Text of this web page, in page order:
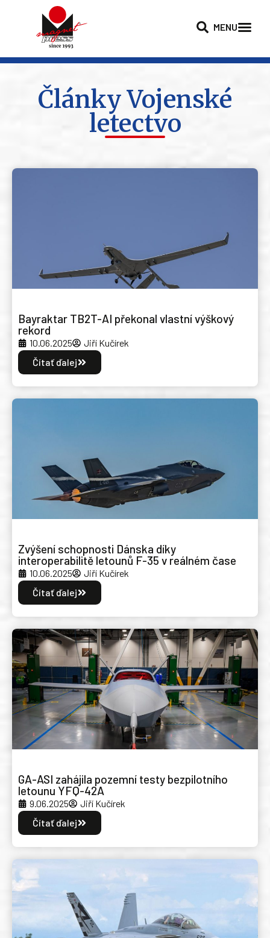
MENU
Články Vojenské
letectvo
Bayraktar TB2T-AI překonal vlastní výškový
rekord
10.06.2025
Jiří Kučírek
Čítať ďalej
Zvýšení schopnosti Dánska díky
interoperabilitě letounů F-35 v reálném čase
10.06.2025
Jiří Kučírek
Čítať ďalej
GA-ASI zahájila pozemní testy bezpilotního
letounu YFQ-42A
9.06.2025
Jiří Kučírek
Čítať ďalej